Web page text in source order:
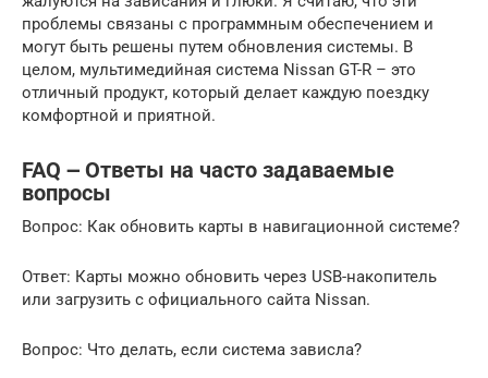
проблемы связаны с программным обеспечением и
могут быть решены путем обновления системы. В
целом, мультимедийная система Nissan GT-R – это
отличный продукт, который делает каждую поездку
комфортной и приятной.
FAQ ౼ Ответы на часто задаваемые
вопросы
Вопрос: Как обновить карты в навигационной системе?
Ответ: Карты можно обновить через USB-накопитель
или загрузить с официального сайта Nissan.
Вопрос: Что делать, если система зависла?